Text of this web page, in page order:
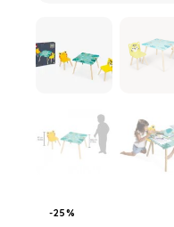
-25%